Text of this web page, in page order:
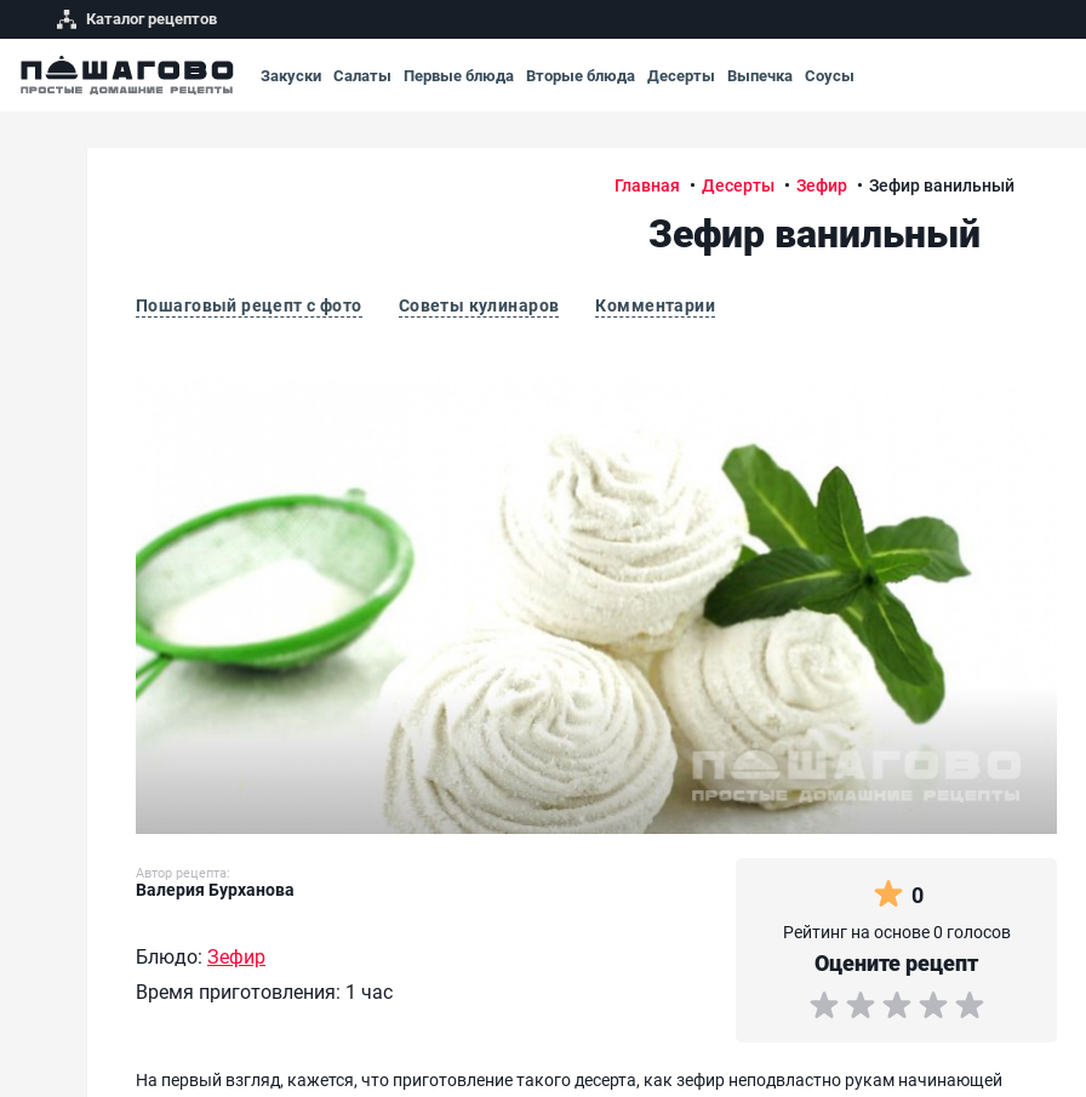
Каталог рецептов
Закуски Салаты Первые блюда Вторые блюда Десерты Выпечка Соусы
Главная Десерты Зефир Зефир ванильный
Зефир ванильный
Пошаговый рецепт с фото Советы кулинаров Комментарии
Автор рецепта:
Валерия Бурханова
Блюдо: Зефир
Время приготовления: 1 час
0
Рейтинг на основе 0 голосов
Оцените рецепт
На первый взгляд, кажется, что приготовление такого десерта, как зефир неподвластно рукам начинающей